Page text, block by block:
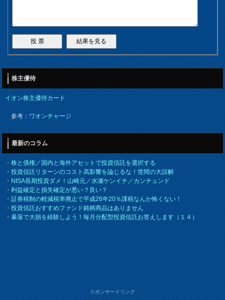
株主優待
イオン株主優待カード
参考：ワオンチャージ
最新のコラム
・株と債権／国内と海外アセットで投資信託を選択する
・投資信託リターンのコスト高影響を論じるな！世間の大誤解
・NISA長期投資ダメ！山崎元／水瀬ケンイチ／カンチュンド
・利益確定と損失確定が悪い？良い？
・証券税制の軽減税率廃止で平成26年20％課税なんか怖くない！
・投資信託おすすめファンド銘柄商品はありません
・暴落で大損を経験しよう！毎月分配型投資信託お答えします（１４）
スポンサードリンク